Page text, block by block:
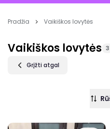
Pradžia Vaikiškos lovytės
Vaikiškos lovytės 3
Grįžti atgal